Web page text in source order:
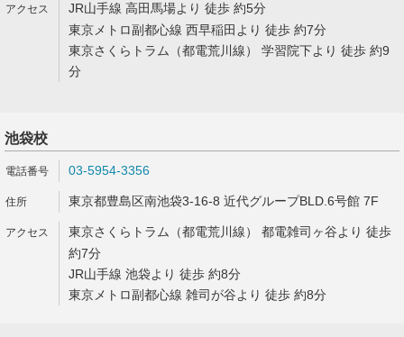
JR山手線 高田馬場より 徒歩 約5分
東京メトロ副都心線 西早稲田より 徒歩 約7分
東京さくらトラム（都電荒川線） 学習院下より 徒歩 約9
分
池袋校
03-5954-3356
東京都豊島区南池袋3-16-8 近代グループBLD.6号館 7F
東京さくらトラム（都電荒川線） 都電雑司ヶ谷より 徒歩
約7分
JR山手線 池袋より 徒歩 約8分
東京メトロ副都心線 雑司が谷より 徒歩 約8分